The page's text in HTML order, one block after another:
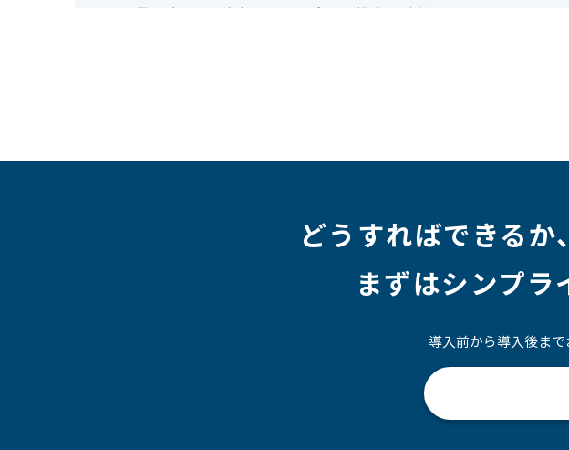
#IT業界
#経理 #試験 #キングダム #総務 #資格 #
どうすればできるか、
まずはシンプラ
導入前から導入後ま